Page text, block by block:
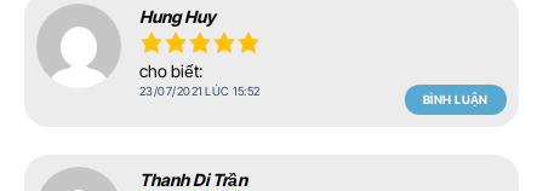
Hung Huy
cho biết:
23/07/2021 LÚC 15:52
BÌNH LUẬN
Thanh Di Trần